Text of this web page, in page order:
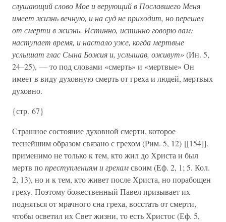
слушающий слово Мое и верующий в Пославшего Меня
имеет жизнь вечную, и на суд не приходит, но перешел
от смерти в жизнь. Истинно, истинно говорю вам:
наступает время, и настало уже, когда мертвые
услышат глас Сына Божия и, услышав, оживут»(Ин. 5,
24–25), — то под словами «смерть» и «мертвые» Он
имеет в виду духовную смерть от греха и людей, мертвых
духовно.
{стр. 67}
Страшное состояние духовной смерти, которое
теснейшим образом связано с грехом (Рим. 5, 12) [[154]].
применимо не только к тем, кто жил до Христа и был
мертв попреступлениям и грехамсвоим (Еф. 2, 1; 5. Кол.
2, 13), но и к тем, кто живет после Христа, но порабощен
греху. Поэтому божественный Павел призывает их
подняться от мрачного сна греха, восстать от смерти,
чтобы осветил их Свет жизни, то есть Христос (Еф. 5,